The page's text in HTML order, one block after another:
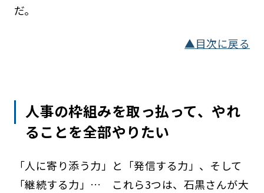
だ。
▲目次に戻る
人事の枠組みを取っ払って、やれ
ることを全部やりたい
「人に寄り添う力」と「発信する力」、そして
「継続する力」… これら3つは、石黒さんが大